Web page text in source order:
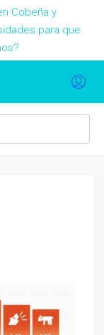
Cobeña y
para que